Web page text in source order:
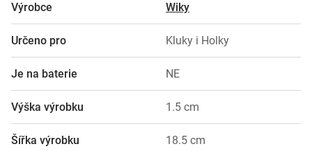
Výrobce Wiky
Určeno pro Kluky i Holky
Je na baterie NE
Výška výrobku 1.5 cm
Šířka výrobku 18.5 cm